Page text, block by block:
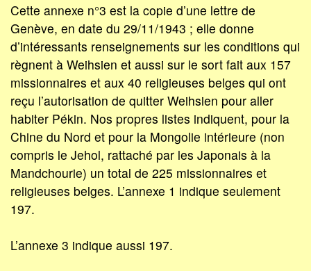
Cette annexe n°3 est la copie d’une lettre de
Genève, en date du 29/11/1943 ; elle donne
d’intéressants renseignements sur les conditions qui
règnent à Weihsien et aussi sur le sort fait aux 157
missionnaires et aux 40 religieuses belges qui ont
reçu l’autorisation de quitter Weihsien pour aller
habiter Pékin. Nos propres listes indiquent, pour la
Chine du Nord et pour la Mongolie intérieure (non
compris le Jehol, rattaché par les Japonais à la
Mandchourie) un total de 225 missionnaires et
religieuses belges. L’annexe 1 indique seulement
197.
L’annexe 3 indique aussi 197.